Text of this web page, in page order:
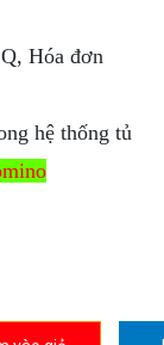
Hóa đơn
hệ thống tủ